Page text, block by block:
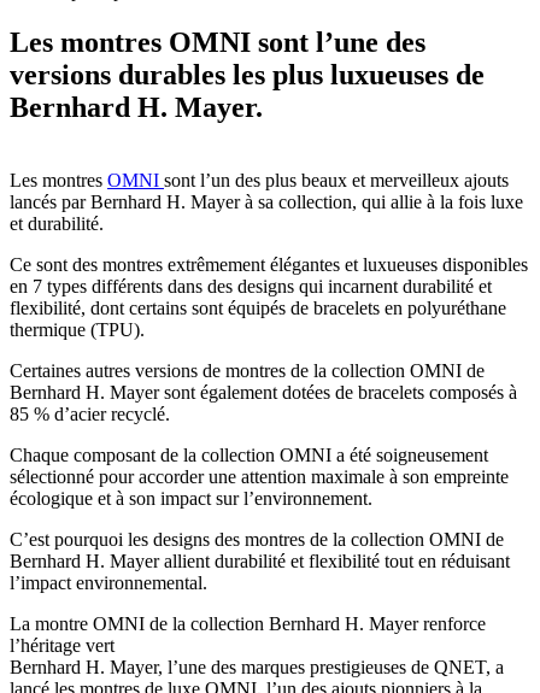
Les montres OMNI sont l’une des
versions durables les plus luxueuses de
Bernhard H. Mayer.
Les montres OMNI sont l’un des plus beaux et merveilleux ajouts
lancés par Bernhard H. Mayer à sa collection, qui allie à la fois luxe
et durabilité.
Ce sont des montres extrêmement élégantes et luxueuses disponibles
en 7 types différents dans des designs qui incarnent durabilité et
flexibilité, dont certains sont équipés de bracelets en polyuréthane
thermique (TPU).
Certaines autres versions de montres de la collection OMNI de
Bernhard H. Mayer sont également dotées de bracelets composés à
85 % d’acier recyclé.
Chaque composant de la collection OMNI a été soigneusement
sélectionné pour accorder une attention maximale à son empreinte
écologique et à son impact sur l’environnement.
C’est pourquoi les designs des montres de la collection OMNI de
Bernhard H. Mayer allient durabilité et flexibilité tout en réduisant
l’impact environnemental.
La montre OMNI de la collection Bernhard H. Mayer renforce
l’héritage vert
Bernhard H. Mayer, l’une des marques prestigieuses de QNET, a
lancé les montres de luxe OMNI, l’un des ajouts pionniers à la